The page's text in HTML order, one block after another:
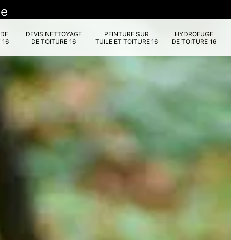
16
DEVIS NETTOYAGE
DE TOITURE 16
PEINTURE SUR
TUILE ET TOITURE 16
HYDROFUGE
DE TOITURE 16